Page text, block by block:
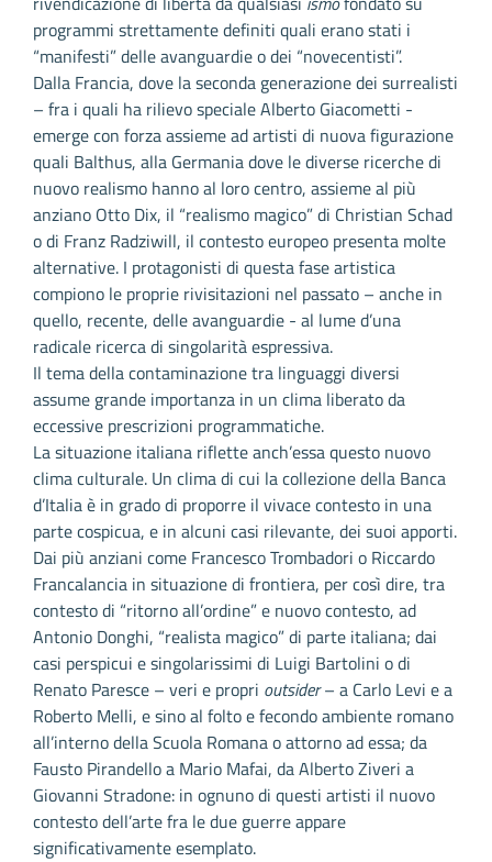
programmi strettamente definiti quali erano stati i
“manifesti” delle avanguardie o dei “novecentisti”.
Dalla Francia, dove la seconda generazione dei surrealisti
– fra i quali ha rilievo speciale Alberto Giacometti -
emerge con forza assieme ad artisti di nuova figurazione
quali Balthus, alla Germania dove le diverse ricerche di
nuovo realismo hanno al loro centro, assieme al più
anziano Otto Dix, il “realismo magico” di Christian Schad
o di Franz Radziwill, il contesto europeo presenta molte
alternative. I protagonisti di questa fase artistica
compiono le proprie rivisitazioni nel passato – anche in
quello, recente, delle avanguardie - al lume d’una
radicale ricerca di singolarità espressiva.
Il tema della contaminazione tra linguaggi diversi
assume grande importanza in un clima liberato da
eccessive prescrizioni programmatiche.
La situazione italiana riflette anch’essa questo nuovo
clima culturale. Un clima di cui la collezione della Banca
d’Italia è in grado di proporre il vivace contesto in una
parte cospicua, e in alcuni casi rilevante, dei suoi apporti.
Dai più anziani come Francesco Trombadori o Riccardo
Francalancia in situazione di frontiera, per così dire, tra
contesto di “ritorno all’ordine” e nuovo contesto, ad
Antonio Donghi, “realista magico” di parte italiana; dai
casi perspicui e singolarissimi di Luigi Bartolini o di
Renato Paresce – veri e propri outsider– a Carlo Levi e a
Roberto Melli, e sino al folto e fecondo ambiente romano
all’interno della Scuola Romana o attorno ad essa; da
Fausto Pirandello a Mario Mafai, da Alberto Ziveri a
Giovanni Stradone: in ognuno di questi artisti il nuovo
contesto dell’arte fra le due guerre appare
significativamente esemplato.